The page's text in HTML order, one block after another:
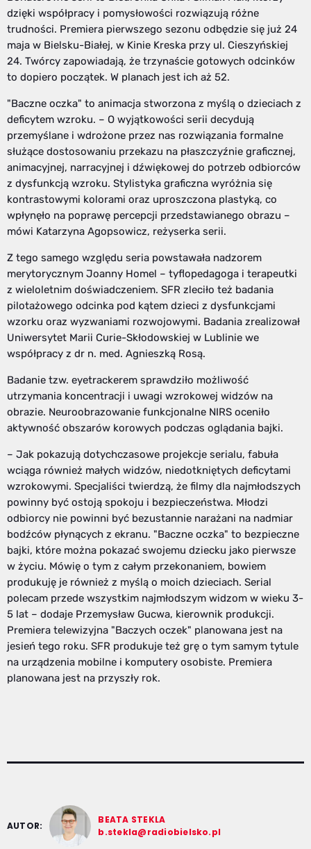
dzięki współpracy i pomysłowości rozwiązują różne
trudności. Premiera pierwszego sezonu odbędzie się już 24
maja w Bielsku-Białej, w Kinie Kreska przy ul. Cieszyńskiej
24. Twórcy zapowiadają, że trzynaście gotowych odcinków
to dopiero początek. W planach jest ich aż 52.
"Baczne oczka" to animacja stworzona z myślą o dzieciach z
deficytem wzroku. – O wyjątkowości serii decydują
przemyślane i wdrożone przez nas rozwiązania formalne
służące dostosowaniu przekazu na płaszczyźnie graficznej,
animacyjnej, narracyjnej i dźwiękowej do potrzeb odbiorców
z dysfunkcją wzroku. Stylistyka graficzna wyróżnia się
kontrastowymi kolorami oraz uproszczona plastyką, co
wpłynęło na poprawę percepcji przedstawianego obrazu –
mówi Katarzyna Agopsowicz, reżyserka serii.
Z tego samego względu seria powstawała nadzorem
merytorycznym Joanny Homel – tyflopedagoga i terapeutki
z wieloletnim doświadczeniem. SFR zleciło też badania
pilotażowego odcinka pod kątem dzieci z dysfunkcjami
wzorku oraz wyzwaniami rozwojowymi. Badania zrealizował
Uniwersytet Marii Curie-Skłodowskiej w Lublinie we
współpracy z dr n. med. Agnieszką Rosą.
Badanie tzw. eyetrackerem sprawdziło możliwość
utrzymania koncentracji i uwagi wzrokowej widzów na
obrazie. Neuroobrazowanie funkcjonalne NIRS oceniło
aktywność obszarów korowych podczas oglądania bajki.
– Jak pokazują dotychczasowe projekcje serialu, fabuła
wciąga również małych widzów, niedotkniętych deficytami
wzrokowymi. Specjaliści twierdzą, że filmy dla najmłodszych
powinny być ostoją spokoju i bezpieczeństwa. Młodzi
odbiorcy nie powinni być bezustannie narażani na nadmiar
bodźców płynących z ekranu. "Baczne oczka" to bezpieczne
bajki, które można pokazać swojemu dziecku jako pierwsze
w życiu. Mówię o tym z całym przekonaniem, bowiem
produkuję je również z myślą o moich dzieciach. Serial
polecam przede wszystkim najmłodszym widzom w wieku 3-
5 lat – dodaje Przemysław Gucwa, kierownik produkcji.
Premiera telewizyjna "Baczych oczek" planowana jest na
jesień tego roku. SFR produkuje też grę o tym samym tytule
na urządzenia mobilne i komputery osobiste. Premiera
planowana jest na przyszły rok.
AUTOR:
BEATA STEKLA
b.stekla@radiobielsko.pl